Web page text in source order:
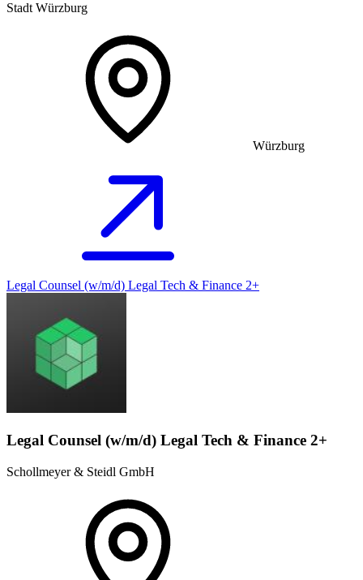
Stadt Würzburg
Würzburg
Legal Counsel (w/m/d) Legal Tech & Finance 2+
Legal Counsel (w/m/d) Legal Tech & Finance 2+
Schollmeyer & Steidl GmbH